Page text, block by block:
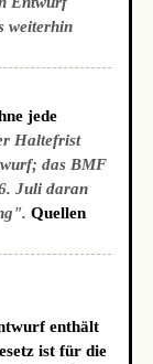
weiterhin
jede
Haltefrist
das BMF
Juli daran
Quellen
enthält
ist für die